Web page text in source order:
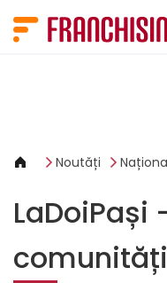
Noutăți